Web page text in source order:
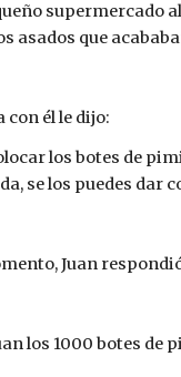
supermercado
asados que
con él le dijo:
los botes de
se los puedes dar
Juan
los 1000 botes de